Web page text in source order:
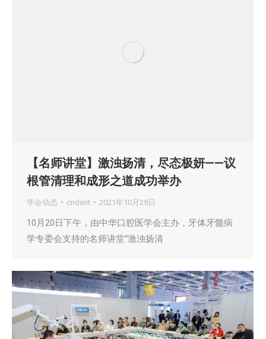
【名师讲堂】激浊扬清，尽态极妍——议
根管清理和成形之道成功举办
学会动态 cndent 2021年10月29日
10月20日下午，由中华口腔医学会主办，牙体牙髓病
学专委会支持的名师讲堂“激浊扬清